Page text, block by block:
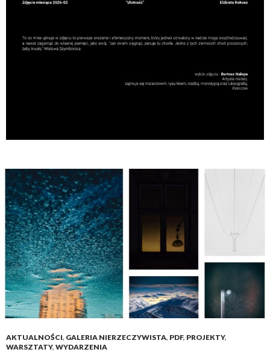
AKTUALNOŚCI, GALERIA NIERZECZYWISTA, PDF, PROJEKTY,
WARSZTATY, WYDARZENIA